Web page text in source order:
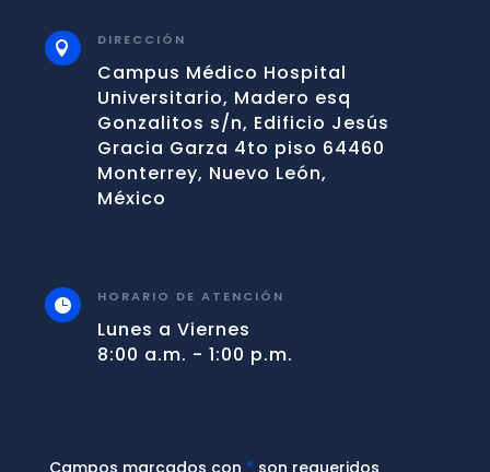
 DIRECCIÓN
Campus Médico Hospital
Universitario, Madero esq
Gonzalitos s/n, Edificio Jesús
Gracia Garza 4to piso 64460
Monterrey, Nuevo León,
México
 HORARIO DE ATENCIÓN
Lunes a Viernes
8:00 a.m. - 1:00 p.m.
Campos marcados con * son requeridos